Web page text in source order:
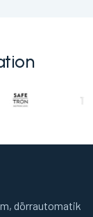
dörrautomatik